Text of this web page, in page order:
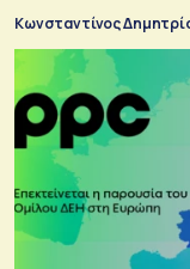
Κωνσταντίνος